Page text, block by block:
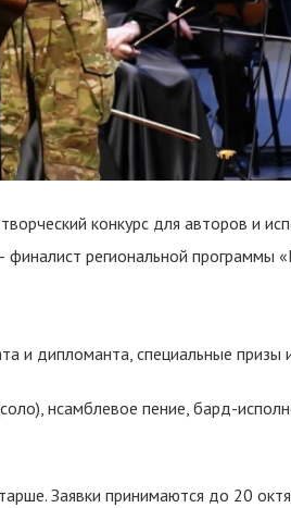
конкурс для авторов и
региональной программы
и дипломанта, специальные призы
нсамблевое пение, бард-
Заявки принимаются до 20